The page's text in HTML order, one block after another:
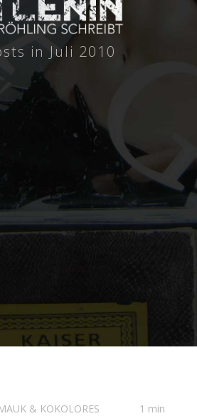
in Juli 2010
& KOKOLORES 1 min